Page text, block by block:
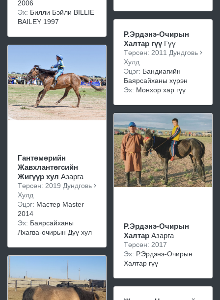
2006
Эх: Билли Бэйли BILLIE
BAILEY 1997
Гантөмөрийн
Жавхлантөгсийн
Жигүүр хул Азарга
Төрсөн: 2019 Дундговь
Хулд
Эцэг: Мастер Master
2014
Эх: Баярсайханы
Лхагва-очирын Дүү хул
Р.Эрдэнэ-Очирын
Халтар гүү Гүү
Төрсөн: 2011 Дундговь
Хулд
Эцэг: Бандиагийн
Баярсайханы хүрэн
Эх: Монхор хар гүү
Р.Эрдэнэ-Очирын
Халтар Азарга
Төрсөн: 2017
Эх: Р.Эрдэнэ-Очирын
Халтар гүү